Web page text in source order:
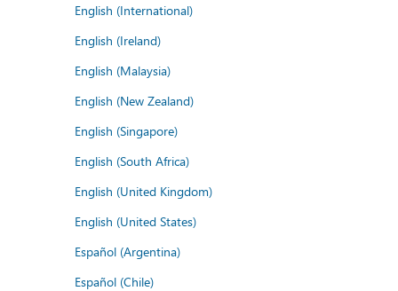
English (International)
English (Ireland)
English (Malaysia)
English (New Zealand)
English (Singapore)
English (South Africa)
English (United Kingdom)
English (United States)
Español (Argentina)
Español (Chile)